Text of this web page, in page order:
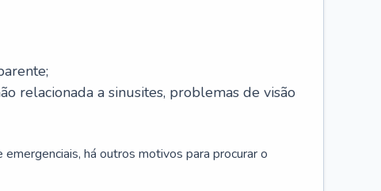
relacionada a sinusites, problemas de visão
há outros motivos para procurar o